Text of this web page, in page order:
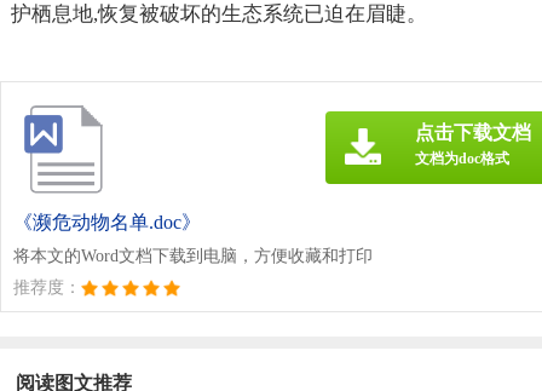
护栖息地,恢复被破坏的生态系统已迫在眉睫。
《濒危动物名单.doc》
将本文的Word文档下载到电脑，方便收藏和打印
推荐度：
点击下载文档
文档为doc格式
阅读图文推荐